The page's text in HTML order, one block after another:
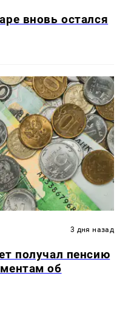
вновь остался
3 дня назад
получал пенсию
об